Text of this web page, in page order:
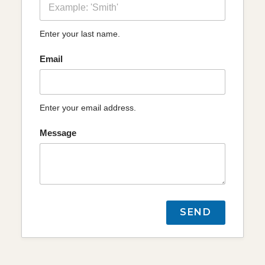
Enter your last name.
Email
Enter your email address.
Message